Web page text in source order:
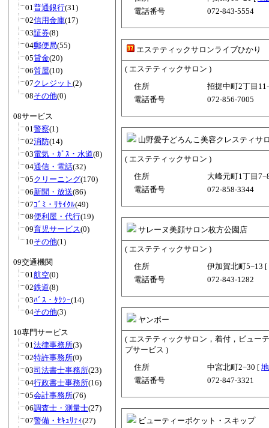
01普通銀行(31)
02信用金庫(17)
03証券(8)
04郵便局(55)
05貸金(20)
06質屋(10)
07クレジット (2)
08その他(0)
08サービス
01警察(1)
02消防(14)
03電気・ｶﾞｽ・水道(8)
04通信・電話(32)
05クリーニング(170)
06新聞・放送(86)
07ｺﾞﾐ・ﾘｻｲｸﾙ(49)
08便利屋・代行(19)
09育児サービス(0)
10その他(1)
09交通機関
01航空(0)
02鉄道(8)
03ﾊﾞｽ・ﾀｸｼｰ(14)
04その他(3)
10専門サービス
01法律事務所(3)
02特許事務所(0)
03司法書士事務所(23)
04行政書士事務所(16)
05会計事務所(76)
06調査士・測量士(27)
07警備・ｾｷｭﾘﾃｨ(27)
電話番号
072-843-5554
エステティックサロンライブひかり
( エステティックサロン )
住所
招提中町2丁目
電話番号
072-856-7005
山野愛子どろんこ美容クレスティサ
( エステティックサロン )
住所
大峰元町1丁目
電話番号
072-858-3344
サレーヌ美顔サロン枚方公園店
( エステティックサロン )
住所
伊加賀北町5−13 [
電話番号
072-843-1282
ヤンボー
( エステティックサロン，着付，ビュー
プサービス )
住所
中宮北町2−30 [
電話番号
072-847-3321
ビューティーポケット・スキップ